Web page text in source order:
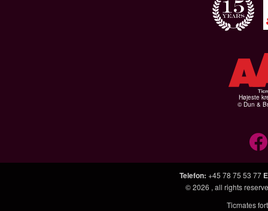
Højeste
© Dun &
Telefon: +45 78 75 53 77
© 2026 , all rights
Ticmates